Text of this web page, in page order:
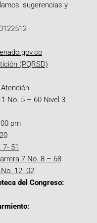
sugerencias y
(PQRSD)
No. 5 – 60 Nivel 3
pm
7- 51
7 No. 8 – 68
12- 02
del Congreso: